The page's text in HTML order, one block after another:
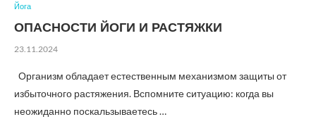
Йога
ОПАСНОСТИ ЙОГИ И РАСТЯЖКИ
23.11.2024
Организм обладает естественным механизмом защиты от
избыточного растяжения. Вспомните ситуацию: когда вы
неожиданно поскальзываетесь …